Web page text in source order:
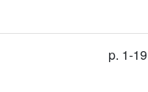
p. 1-19